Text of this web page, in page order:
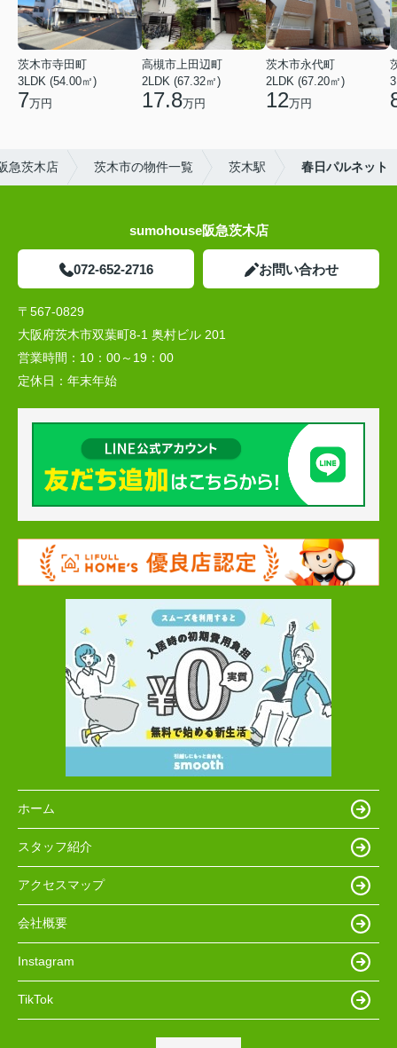
茨木市寺田町
3LDK (54.00㎡)
7万円
高槻市上田辺町
2LDK (67.32㎡)
17.8万円
茨木市永代町
2LDK (67.20㎡)
12万円
急茨木店 茨木市の物件一覧 茨木駅 春日パルネット
sumohouse阪急茨木店
072-652-2716 お問い合わせ
〒567-0829
大阪府茨木市双葉町8-1 奥村ビル 201
営業時間： 10：00～19：00
定休日： 年末年始
ホーム
スタッフ紹介
アクセスマップ
会社概要
Instagram
TikTok